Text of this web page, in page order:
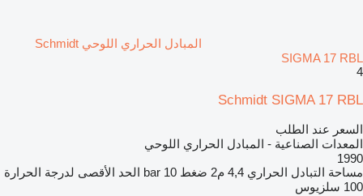
المبادل الحراري اللوحي Schmidt
SIGMA 17 RBL
4
Schmidt SIGMA 17 RBL
السعر عند الطلب
المعدات الصناعية - المبادل الحراري اللوحي
1990
مساحة التبادل الحراري 4,4 م2 ضغط 10 bar
الحد الأقصى لدرجة الحرارة
100 سلزيوس